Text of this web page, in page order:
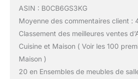
ASIN : B0CB6GS3KG
Moyenne des commentaires client :
Classement des meilleures ventes
Cuisine et Maison ( Voir les 100
Maison )
20 en Ensembles de meubles de